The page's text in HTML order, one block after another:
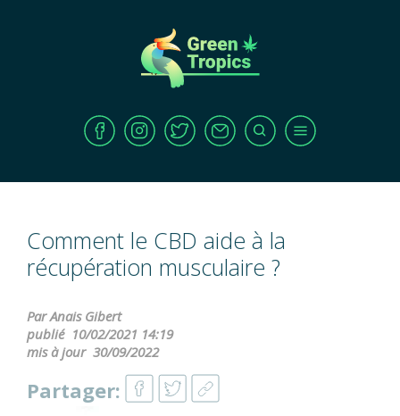
Comment le CBD aide à la
récupération musculaire ?
Par Anais Gibert
publié 10/02/2021 14:19
mis à jour 30/09/2022
Partager: